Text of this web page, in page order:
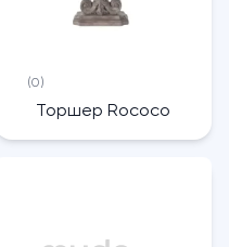
(0)
Торшер Rococo